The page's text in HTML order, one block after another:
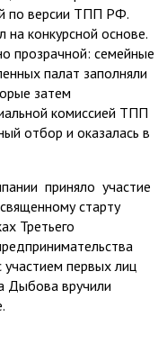
по версии ТПП РФ.
конкурсной основе.
прозрачной: семейные
палат заполняли
затем
комиссией ТПП
отбор и оказалась в
приняло участие
старту
Третьего
участием первых лиц
Дыбова вручили